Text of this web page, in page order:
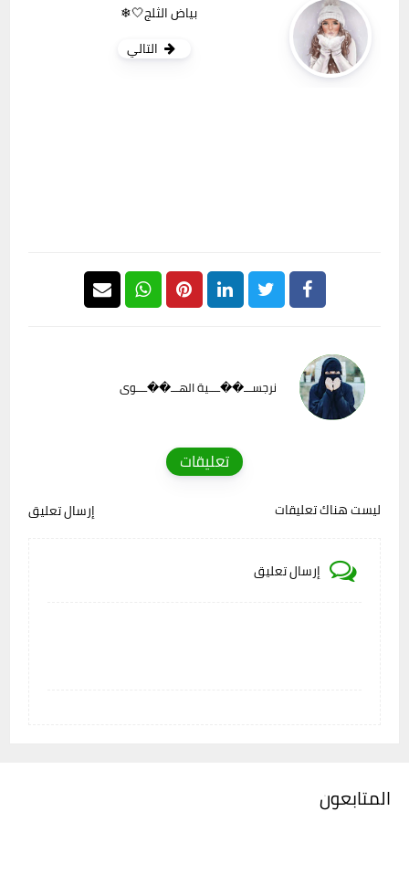
بياض الثلج🤍❄
التالي
نرجســـ��ــــية الهـــ��ــــوى
تعليقات
ليست هناك تعليقات إرسال تعليق
إرسال تعليق
المتابعون